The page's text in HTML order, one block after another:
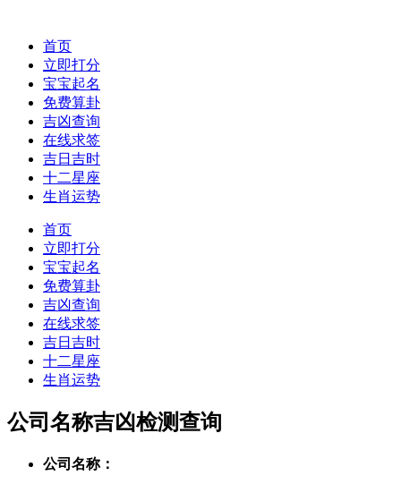
首页
立即打分
宝宝起名
免费算卦
吉凶查询
在线求签
吉日吉时
十二星座
生肖运势
首页
立即打分
宝宝起名
免费算卦
吉凶查询
在线求签
吉日吉时
十二星座
生肖运势
公司名称吉凶检测查询
公司名称：